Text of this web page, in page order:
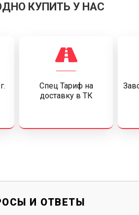
КУПИТЬ У НАС
Спец Тариф на
доставку в ТК
И ОТВЕТЫ